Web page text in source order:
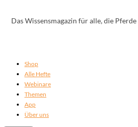
Das Wissensmagazin für alle, die
Shop
Alle Hefte
Webinare
Themen
App
Über uns